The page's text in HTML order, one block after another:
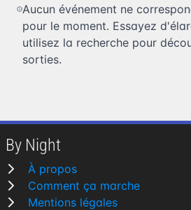
Aucun événement ne
pour le moment. Essayez
utilisez la recherche pour
sorties.
By Night
À propos
Comment ça marche
Mentions légales